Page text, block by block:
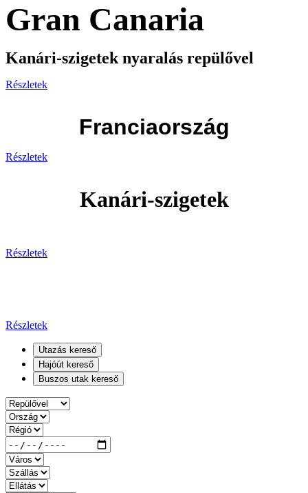
Gran Canaria
Kanári-szigetek nyaralás repülővel
Részletek
Franciaország
Részletek
Kanári-szigetek
Részletek
Részletek
Utazás kereső
Hajóút kereső
Buszos utak kereső